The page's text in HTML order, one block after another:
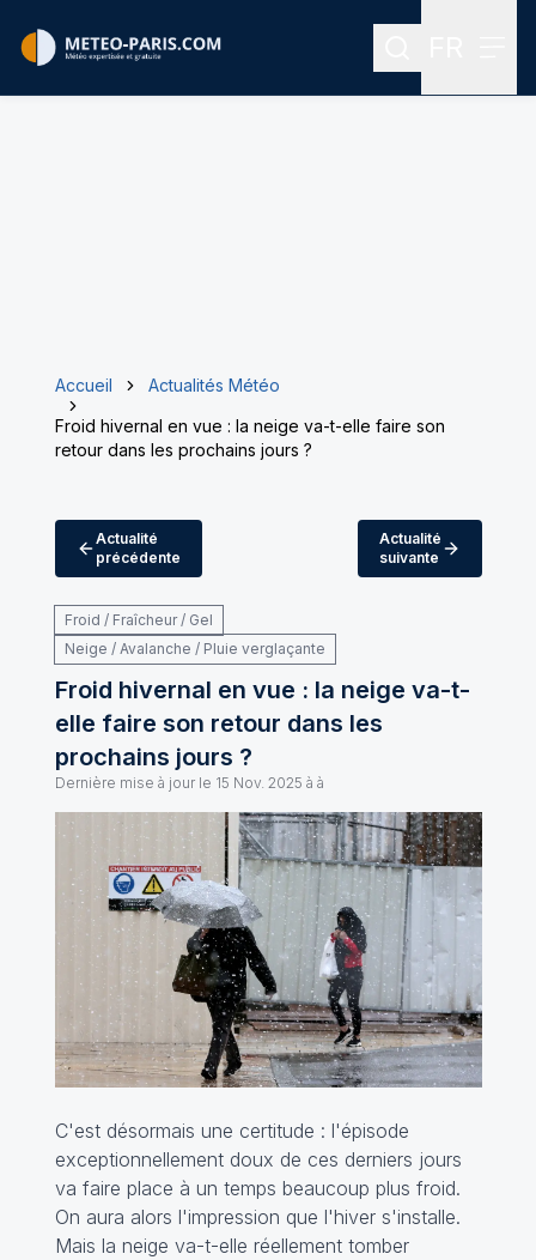
Rechercher
Accueil
Actualités Météo
Froid hivernal en vue : la neige va-t-elle faire son
retour dans les prochains jours ?
Actualité
précédente
Actualité
suivante
Froid / Fraîcheur / Gel
Neige / Avalanche / Pluie verglaçante
Froid hivernal en vue : la neige va-t-
elle faire son retour dans les
prochains jours ?
Dernière mise à jour le 15 Nov. 2025 à à
C'est désormais une certitude : l'épisode
exceptionnellement doux de ces derniers jours
va faire place à un temps beaucoup plus froid.
On aura alors l'impression que l'hiver s'installe.
Mais la neige va-t-elle réellement tomber